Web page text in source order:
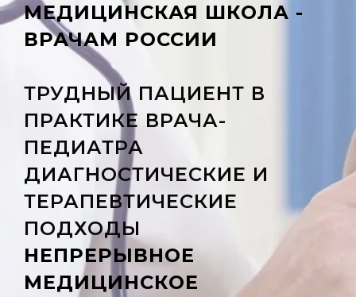
МЕДИЦИНСКАЯ ШКОЛА -
ВРАЧАМ РОССИИ
ТРУДНЫЙ ПАЦИЕНТ В
ПРАКТИКЕ ВРАЧА-
ПЕДИАТРА
ДИАГНОСТИЧЕСКИЕ И
ТЕРАПЕВТИЧЕСКИЕ
ПОДХОДЫ
НЕПРЕРЫВНОЕ
МЕДИЦИНСКОЕ